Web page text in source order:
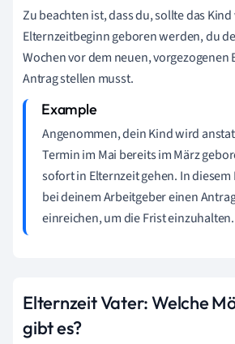
Zu beachten ist, dass du, sollte das
Elternzeitbeginn geboren werden, du
Wochen vor dem neuen, vorgezogenen
Antrag stellen musst.
Angenommen, dein Kind wird
Termin im Mai bereits im März
sofort in Elternzeit gehen. In
bei deinem Arbeitgeber einen
einreichen, um die Frist einzuhalten.
Elternzeit Vater: Welche
gibt es?